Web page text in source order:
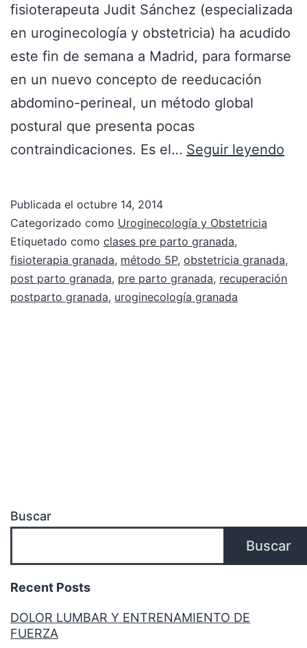
fisioterapeuta Judit Sánchez (especializada
en uroginecología y obstetricia) ha acudido
este fin de semana a Madrid, para formarse
en un nuevo concepto de reeducación
abdomino-perineal, un método global
postural que presenta pocas
contraindicaciones. Es el… Seguir leyendo
Publicada el octubre 14, 2014
Categorizado como Uroginecología y Obstetricia
Etiquetado como clases pre parto granada,
fisioterapia granada, método 5P, obstetricia granada,
post parto granada, pre parto granada, recuperación
postparto granada, uroginecología granada
Buscar
Buscar
Recent Posts
DOLOR LUMBAR Y ENTRENAMIENTO DE
FUERZA